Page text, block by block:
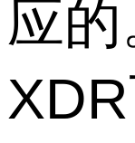
应